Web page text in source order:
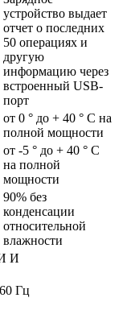
устройство выдает
отчет о последних
50 операциях и
другую
информацию через
встроенный USB-
порт
от 0 ° до + 40 ° C на
полной мощности
от -5 ° до + 40 ° C
на полной
мощности
90% без
конденсации
относительной
влажности
И
Гц